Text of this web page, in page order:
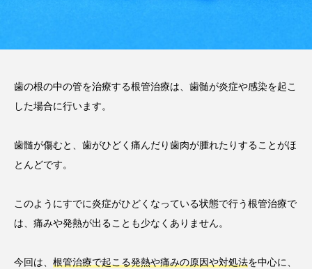
歯の根の中の管を治療する根管治療は、歯髄が炎症や感染を起こ
した場合に行います。
歯髄が傷むと、歯がひどく痛んだり歯肉が腫れたりすることがほ
とんどです。
このようにすでに炎症がひどくなっている状態で行う根管治療で
は、痛みや発熱が出ることも少なくありません。
今回は、 根管治療で起こる発熱や痛みの原因や対処法を中心に、